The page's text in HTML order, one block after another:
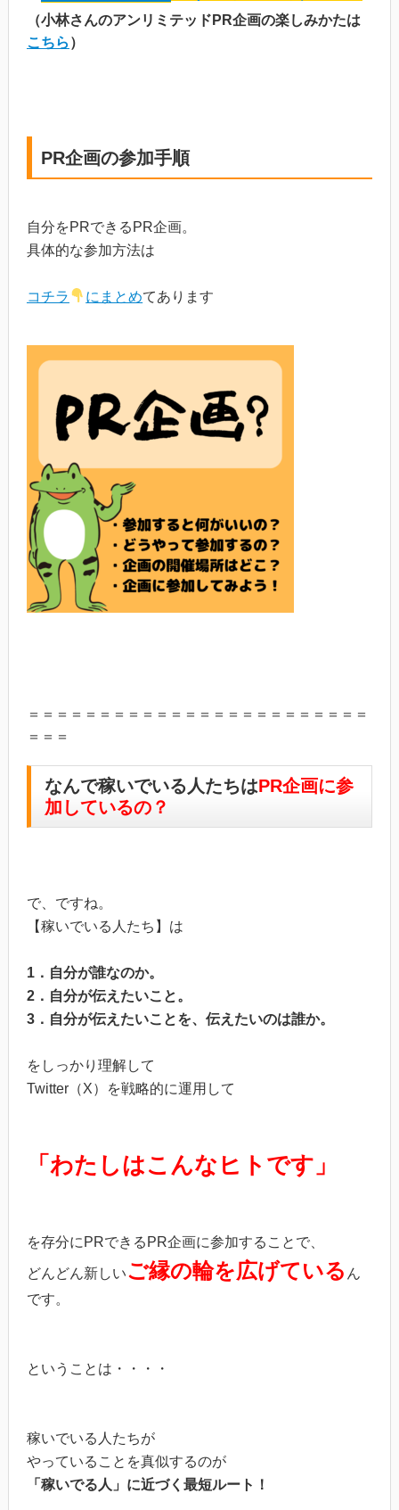
（小林さんのアンリミテッドPR企画の楽しみかたは
こちら ）
PR企画の参加手順
自分をPRできるPR企画。
具体的な参加方法は
コチラ にまとめてあります
＝＝＝＝＝＝＝＝＝＝＝＝＝＝＝＝＝＝＝＝＝＝＝＝
＝＝＝
なんで稼いでいる人たちはPR企画に参
加しているの？
で、ですね。
【稼いでいる人たち】は
1．自分が誰なのか。
2．自分が伝えたいこと。
3．自分が伝えたいことを、伝えたいのは誰か。
をしっかり理解して
Twitter（X）を戦略的に運用して
「わたしはこんなヒトです」
を存分にPRできるPR企画に参加することで、
どんどん新しいご縁の輪を広げている ん
です。
ということは・・・・
稼いでいる人たちが
やっていることを真似するのが
「稼いでる人」に近づく最短ルート！